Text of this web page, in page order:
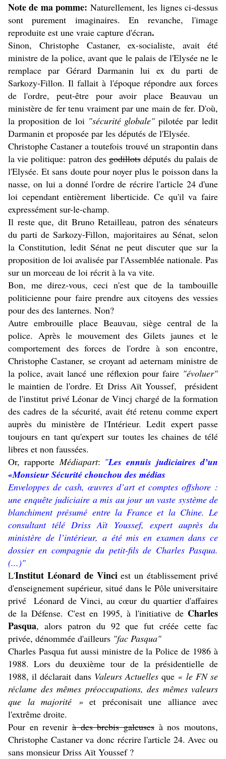
Note de ma pomme: Naturellement, les lignes ci-dessus
sont purement imaginaires. En revanche, l'image
reproduite est une vraie capture d'écran.
Sinon, Christophe Castaner, ex-socialiste, avait été
ministre de la police, avant que le palais de l'Elysée ne le
remplace par Gérard Darmanin lui ex du parti de
Sarkozy-Fillon. Il fallait à l'époque répondre aux forces
de l'ordre, peut-être pour avoir place Beauvau un
ministère de fer tenu vraiment par une main de fer. D'où,
la proposition de loi "sécurité globale" pilotée par ledit
Darmanin et proposée par les députés de l'Elysée.
Christophe Castaner a toutefois trouvé un strapontin dans
la vie politique: patron desgodillotsdéputés du palais de
l'Elysée. Et sans doute pour noyer plus le poisson dans la
nasse, on lui a donné l'ordre de récrire l'article 24 d'une
loi cependant entièrement liberticide. Ce qu'il va faire
expressément sur-le-champ.
Il reste que, dit Bruno Retailleau, patron des sénateurs
du parti de Sarkozy-Fillon, majoritaires au Sénat, selon
la Constitution, ledit Sénat ne peut discuter que sur la
proposition de loi avalisée par l'Assemblée nationale. Pas
sur un morceau de loi récrit à la va vite.
Bon, me direz-vous, ceci n'est que de la tambouille
politicienne pour faire prendre aux citoyens des vessies
pour des des lanternes. Non?
Autre embrouille place Beauvau, siège central de la
police. Après le mouvement des Gilets jaunes et le
comportement des forces de l'ordre à son encontre,
Christophe Castaner, se croyant ad aeternam ministre de
la police, avait lancé une réflexion pour faire "évoluer"
le maintien de l'ordre. Et Driss Aït Youssef, président
de l'institut privé Léonar de Vincj chargé de la formation
des cadres de la sécurité, avait été retenu comme expert
auprès du ministère de l'Intérieur. Ledit expert passe
toujours en tant qu'expert sur toutes les chaines de télé
libres et non faussées.
Or, rapporteMédiapart: "Les ennuis judiciaires d’un
«Monsieur Sécurité chouchou des médias
Enveloppes de cash, œuvres d’art et comptes offshore :
une enquête judiciaire a mis au jour un vaste système de
blanchiment présumé entre la France et la Chine. Le
consultant télé Driss Aït Youssef, expert auprès du
ministère de l’intérieur, a été mis en examen dans ce
dossier en compagnie du petit-fils de Charles Pasqua.
(...)"
L'Institut Léonard de Vinciest un établissement privé
d'enseignement supérieur, situé dans le Pôle universitaire
privé Léonard de Vinci, au cœur du quartier d'affaires
dela Défense. C'est en 1995, à l'initiative de Charles
Pasqua, alors patron du 92 que fut créée cette fac
privée, dénommée d'ailleurs "fac Pasqua"
Charles Pasqua fut aussi ministre de la Police de 1986 à
1988. Lors du deuxième tour de la présidentielle de
1988, il déclarait dansValeurs Actuellesque « le FN se
réclame des mêmes préoccupations, des mêmes valeurs
que la majorité »et préconisait une alliance avec
l'extrême droite.
Pour en revenir à des brebis galeuses à nos moutons,
Christophe Castaner va donc récrire l'article 24. Avec ou
sans monsieur Driss Aït Youssef ?